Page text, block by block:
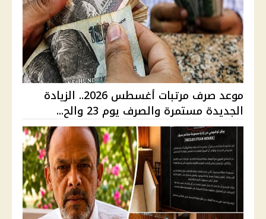
موعد صرف مرتبات أغسطس 2026.. الزيادة
الجديدة مستمرة والصرف يوم 23 والح...